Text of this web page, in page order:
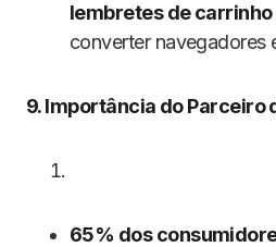
lembretes de carrinho
converter navegadores
9. Importância do Parceiro
65% dos